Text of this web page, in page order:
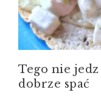
Tego nie
dobrze spać